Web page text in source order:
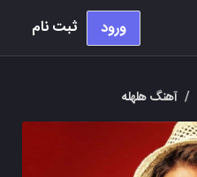
ورود ثبت نام
/ آهنگ هلهله